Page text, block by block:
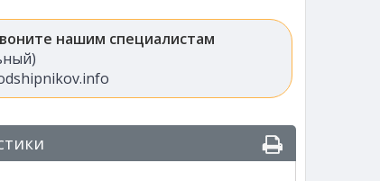
нашим специалистам